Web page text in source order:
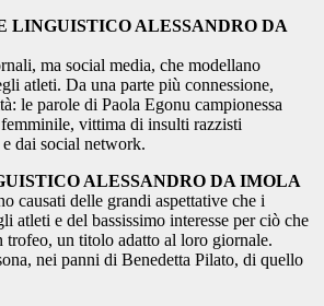
LINGUISTICO ALESSANDRO DA
ma social media, che modellano
atleti. Da una parte più connessione,
le parole di Paola Egonu campionessa
vittima di insulti razzisti
dai social network.
ALESSANDRO DA IMOLA
causati delle grandi aspettative che i
atleti e del bassissimo interesse per ciò che
trofeo, un titolo adatto al loro giornale.
nei panni di Benedetta Pilato, di quello